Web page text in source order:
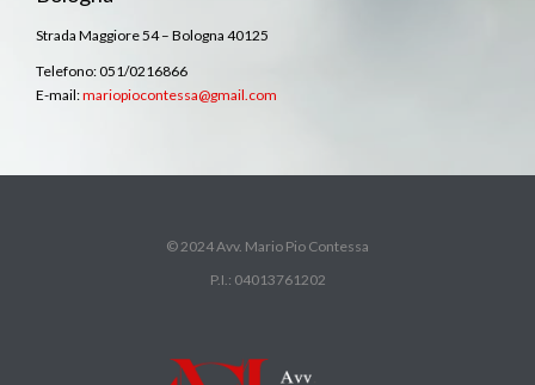
Strada Maggiore 54 – Bologna 40125
Telefono: 051/0216866
E-mail:mariopiocontessa@gmail.com
© 2024 Avv. Mario Pio Contessa
P.I.: 04013761202